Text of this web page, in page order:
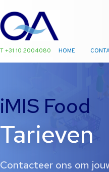
T +31 10 2004080 HOME
inhoud
iMIS Food
Tarieven
Contacteer ons om